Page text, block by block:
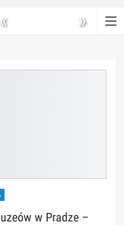
« »
w Pradze –